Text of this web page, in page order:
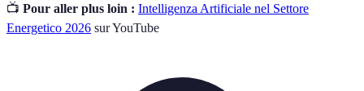
📺 Pour aller plus loin : Intelligenza Artificiale nel Settore
Energetico 2026 sur YouTube